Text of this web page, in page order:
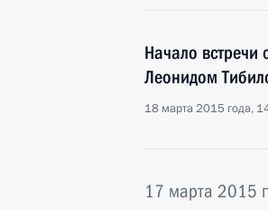
Начало встречи
Леонидом
18 марта 2015 года,
17 марта 2015